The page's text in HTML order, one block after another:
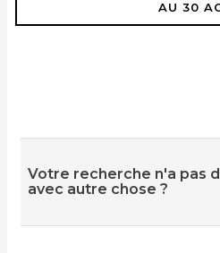
AU 30
Votre recherche n'a pas
avec autre chose ?